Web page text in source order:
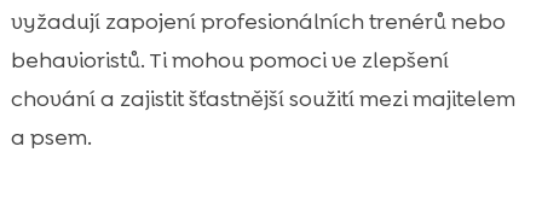
vyžadují zapojení profesionálních trenérů nebo
behavioristů. Ti mohou pomoci ve zlepšení
chování a zajistit šťastnější soužití mezi majitelem
a psem.